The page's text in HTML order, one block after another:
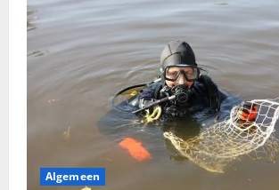
Algemeen